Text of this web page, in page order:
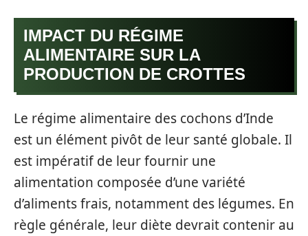
IMPACT DU RÉGIME
ALIMENTAIRE SUR LA
PRODUCTION DE CROTTES
Le régime alimentaire des cochons d’Inde
est un élément pivôt de leur santé globale. Il
est impératif de leur fournir une
alimentation composée d’une variété
d’aliments frais, notamment des légumes. En
règle générale, leur diète devrait contenir au